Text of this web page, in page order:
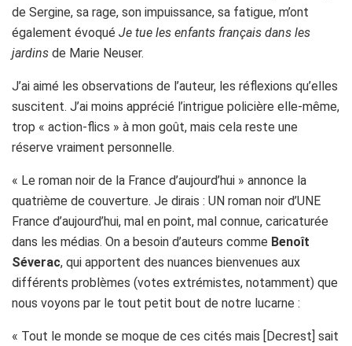
de Sergine, sa rage, son impuissance, sa fatigue, m’ont
également évoqué Je tue les enfants français dans les
jardins de Marie Neuser.
J’ai aimé les observations de l’auteur, les réflexions qu’elles
suscitent. J’ai moins apprécié l’intrigue policière elle-même,
trop « action-flics » à mon goût, mais cela reste une
réserve vraiment personnelle.
« Le roman noir de la France d’aujourd’hui » annonce la
quatrième de couverture. Je dirais : UN roman noir d’UNE
France d’aujourd’hui, mal en point, mal connue, caricaturée
dans les médias. On a besoin d’auteurs comme Benoît
Séverac, qui apportent des nuances bienvenues aux
différents problèmes (votes extrémistes, notamment) que
nous voyons par le tout petit bout de notre lucarne :
« Tout le monde se moque de ces cités mais [Decrest] sait